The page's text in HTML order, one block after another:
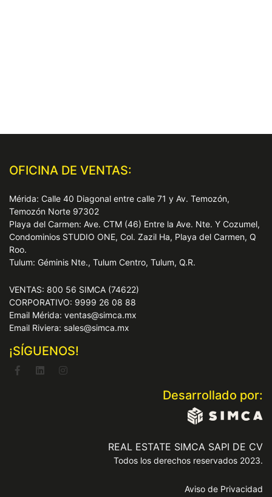
OFICINA DE VENTAS:
Mérida: Calle 40 Diagonal entre calle 71 y Av. Temozón,
Temozón Norte 97302
Playa del Carmen: Ave. CTM (46) Entre la Ave. Nte. Y Cozumel,
Condominios STUDIO ONE, Col. Zazil Ha, Playa del Carmen, Q
Roo.
Tulum: Géminis Nte., Tulum Centro, Tulum, Q.R.
VENTAS: 800 56 SIMCA (74622)
CORPORATIVO: 9999 26 08 88
Email Mérida: ventas@simca.mx
Email Riviera: sales@simca.mx
¡SÍGUENOS!
Desarrollado por:
REAL ESTATE SIMCA SAPI DE CV
Todos los derechos reservados 2023.
Aviso de Privacidad